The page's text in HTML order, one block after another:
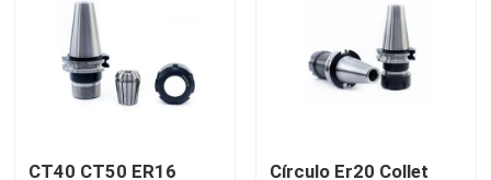
Sobre nosotros
Viaje de la fábrica
CT40 CT50 ER16
Círculo Er20 Collet